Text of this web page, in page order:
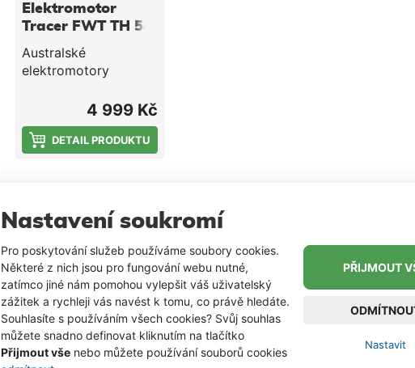
Nastavení soukromí
Pro poskytování služeb používáme soubory cookies.
Některé z nich jsou pro fungování webu nutné,
zatímco jiné nám pomohou vylepšit váš uživatelský
zážitek a rychleji vás navést k tomu, co právě hledáte.
Souhlasíte s používáním všech cookies? Svůj souhlas
můžete snadno definovat kliknutím na tlačítko
Přijmout vše nebo můžete používání souborů cookies
PŘIJMOUT
Nastavit
Elektromotor
Tracer FWT TH 54
Lbs
Australské
elektromotory
ve světě k absolutní
špičce mezi
elektromotory pro
FWT54 TH je
vybavena novou
elegantní hlavou
motoru a praktickou
teleskopicky
vysouvací rukojetí s
výsuvem az 16cm.
Motory TRACER mÁ
pět rychlostí vpřed a
4 999 Kč
DETAIL PRODUKTU